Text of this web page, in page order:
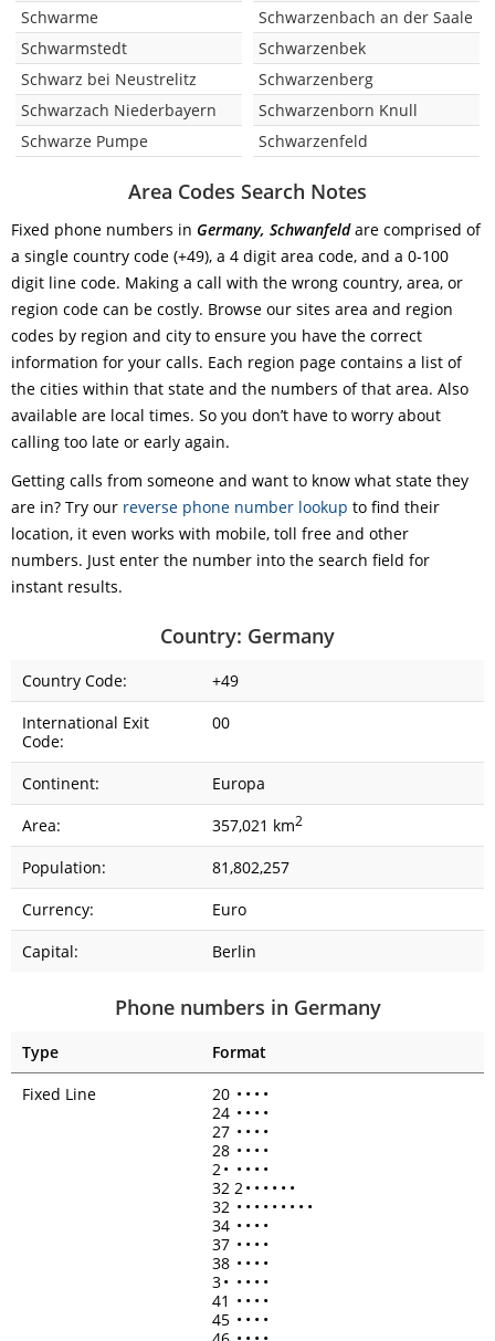
Schwarme
Schwarmstedt
Schwarz bei Neustrelitz
Schwarzach Niederbayern
Schwarze Pumpe
Schwarzenbach an der Saale
Schwarzenbek
Schwarzenberg
Schwarzenborn Knull
Schwarzenfeld
Area Codes Search Notes
Fixed phone numbers in Germany, Schwanfeldare comprised of
a single country code (+49), a 4 digit area code, and a 0-100
digit line code. Making a call with the wrong country, area, or
region code can be costly. Browse our sites area and region
codes by region and city to ensure you have the correct
information for your calls. Each region page contains a list of
the cities within that state and the numbers of that area. Also
available are local times. So you don’t have to worry about
calling too late or early again.
Getting calls from someone and want to know what state they
are in? Try our reverse phone number lookup to find their
location, it even works with mobile, toll free and other
numbers. Just enter the number into the search field for
instant results.
Country: Germany
Country Code:
+49
International Exit
Code:
00
Continent:
Europa
Area:
357,021 km2
Population:
81,802,257
Currency:
Euro
Capital:
Berlin
Phone numbers in Germany
Type
Format
Fixed Line
20 • • • •
24 • • • •
27 • • • •
28 • • • •
2• • • • •
32 2• • • • • •
32 • • • • • • • • •
34 • • • •
37 • • • •
38 • • • •
3• • • • •
41 • • • •
45 • • • •